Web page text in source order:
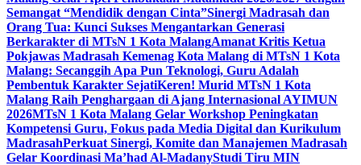
Semangat “Mendidik dengan Cinta”Sinergi Madrasah dan
Orang Tua: Kunci Sukses Mengantarkan Generasi
Berkarakter di MTsN 1 Kota MalangAmanat Kritis Ketua
Pokjawas Madrasah Kemenag Kota Malang di MTsN 1 Kota
Malang: Secanggih Apa Pun Teknologi, Guru Adalah
Pembentuk Karakter SejatiKeren! Murid MTsN 1 Kota
Malang Raih Penghargaan di Ajang Internasional AYIMUN
2026MTsN 1 Kota Malang Gelar Workshop Peningkatan
Kompetensi Guru, Fokus pada Media Digital dan Kurikulum
MadrasahPerkuat Sinergi, Komite dan Manajemen Madrasah
Gelar Koordinasi Ma’had Al-MadanyStudi Tiru MIN